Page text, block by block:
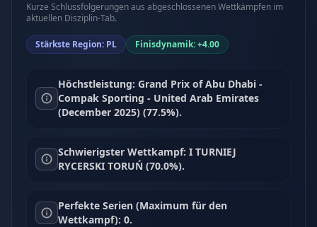
Kurze Schlussfolgerungen aus abgeschlossenen Wettkämpfen im
aktuellen Disziplin-Tab.
Stärkste Region: PL Finisdynamik: +4.00
Höchstleistung: Grand Prix of Abu Dhabi -
Compak Sporting - United Arab Emirates
(December 2025) (77.5%).
Schwierigster Wettkampf: I TURNIEJ
RYCERSKI TORUŃ (70.0%).
Perfekte Serien (Maximum für den
Wettkampf): 0.